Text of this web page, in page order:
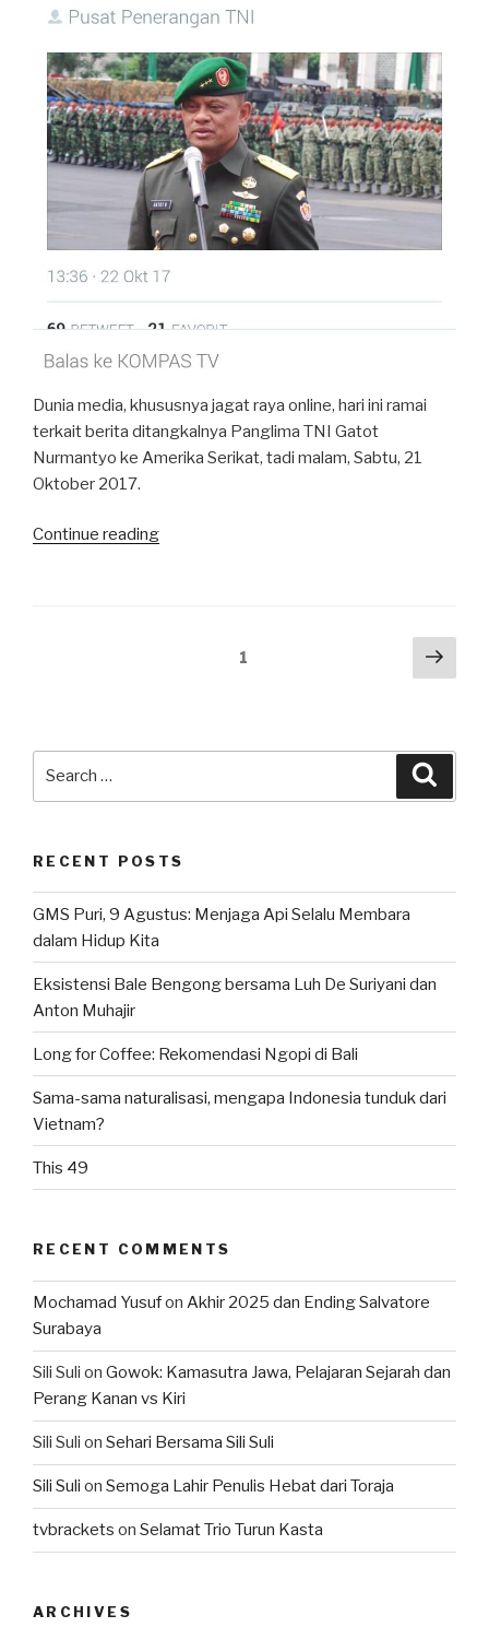
Dunia media, khususnya jagat raya online, hari ini ramai
terkait berita ditangkalnya Panglima TNI Gatot
Nurmantyo ke Amerika Serikat, tadi malam, Sabtu, 21
Oktober 2017.
Continue reading“Soal
1
Next
RECENT POSTS
GMS Puri, 9 Agustus: Menjaga Api Selalu Membara
dalam Hidup Kita
Eksistensi Bale Bengong bersama Luh De Suriyani dan
Anton Muhajir
Long for Coffee: Rekomendasi Ngopi di Bali
Sama-sama naturalisasi, mengapa Indonesia tunduk dari
Vietnam?
This 49
RECENT COMMENTS
Mochamad Yusufon Akhir 2025 dan Ending Salvatore
Surabaya
Sili Suli on Gowok: Kamasutra Jawa, Pelajaran Sejarah dan
Perang Kanan vs Kiri
Sili Suli on Sehari Bersama Sili Suli
Sili Suli on Semoga Lahir Penulis Hebat dari Toraja
tvbrackets on Selamat Trio Turun Kasta
ARCHIVES